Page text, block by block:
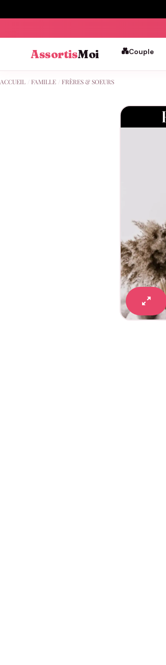
AssortisMoi 💑Couple
ACCUEIL FAMILLE FRÈRES & SOEURS